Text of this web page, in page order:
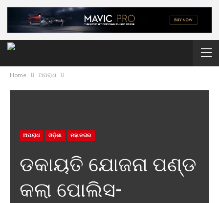
Home ଅପରାଧ
ଅପରାଧ ଓଡ଼ିଶା ମହାନଗର
ଡକାୟତି ଯୋଜନା ପଣ୍ଡ
କଲା ପୋଲିସ-